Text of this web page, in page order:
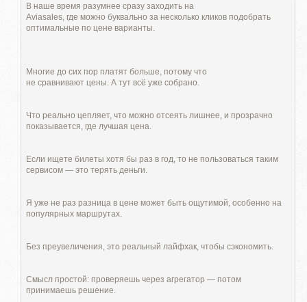
В наше время разумнее сразу заходить на
Aviasales, где можно буквально за несколько кликов подобрать
оптимальные по цене варианты.
Многие до сих пор платят больше, потому что
не сравнивают цены. А тут всё уже собрано.
Что реально цепляет, что можно отсеять лишнее, и прозрачно
показывается, где лучшая цена.
Если ищете билеты хотя бы раз в год, то не пользоваться таким
сервисом — это терять деньги.
Я уже не раз разница в цене может быть ощутимой, особенно на
популярных маршрутах.
Без преувеличения, это реальный лайфхак, чтобы сэкономить.
Смысл простой: проверяешь через агрегатор — потом
принимаешь решение.